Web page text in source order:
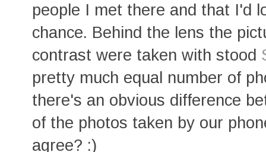
people I met there and that I'd
chance. Behind the lens the
contrast were taken with stood
pretty much equal number of
there's an obvious difference
of the photos taken by our
agree? :)